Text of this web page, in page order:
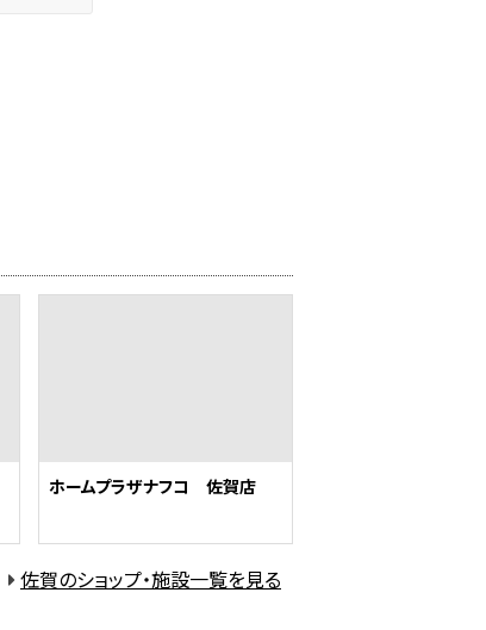
ホームプラザナフコ 佐賀店
佐賀のショップ・施設一覧を見る